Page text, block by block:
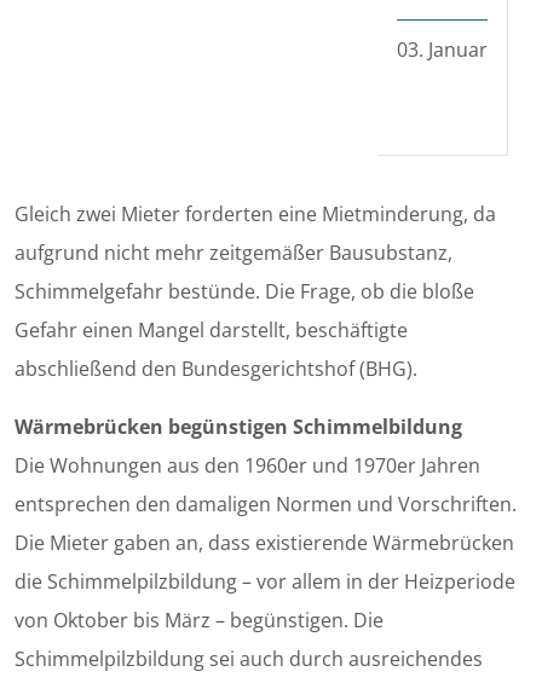
03. Januar
Gleich zwei Mieter forderten eine Mietminderung, da
aufgrund nicht mehr zeitgemäßer Bausubstanz,
Schimmelgefahr bestünde. Die Frage, ob die bloße
Gefahr einen Mangel darstellt, beschäftigte
abschließend den Bundesgerichtshof (BHG).
Wärmebrücken begünstigen Schimmelbildung
Die Wohnungen aus den 1960er und 1970er Jahren
entsprechen den damaligen Normen und Vorschriften.
Die Mieter gaben an, dass existierende Wärmebrücken
die Schimmelpilzbildung – vor allem in der Heizperiode
von Oktober bis März – begünstigen. Die
Schimmelpilzbildung sei auch durch ausreichendes